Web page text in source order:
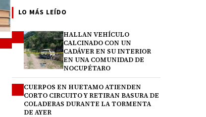
LO MÁS LEÍDO
HALLAN VEHÍCULO
CALCINADO CON UN
CADÁVER EN SU INTERIOR
EN UNA COMUNIDAD DE
NOCUPÉTARO
CUERPOS EN HUETAMO ATIENDEN
CORTO CIRCUITO Y RETIRAN BASURA DE
COLADERAS DURANTE LA TORMENTA
DE AYER